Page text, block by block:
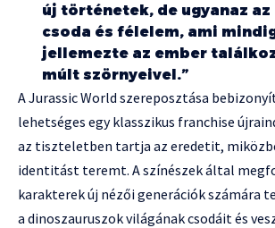
új történetek, de ugyanaz
csoda és félelem, ami
jellemezte az ember
múlt szörnyeivel.”
A Jurassic World szereposztása
lehetséges egy klasszikus franchise
az tiszteletben tartja az eredetit,
identitást teremt. A színészek által
karakterek új nézői generációk számára
a dinoszauruszok világának csodáit és